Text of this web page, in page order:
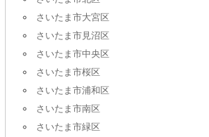
さいたま市大宮区
さいたま市見沼区
さいたま市中央区
さいたま市桜区
さいたま市浦和区
さいたま市南区
さいたま市緑区